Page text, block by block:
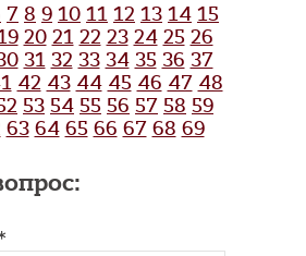
7 8 9 10 11 12 13 14 15
20 21 22 23 24 25 26
31 32 33 34 35 36 37
42 43 44 45 46 47 48
53 54 55 56 57 58 59
63 64 65 66 67 68 69